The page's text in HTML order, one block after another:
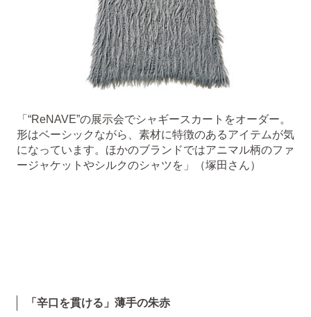
「“ReNAVE”の展示会でシャギースカートをオーダー。
形はベーシックながら、素材に特徴のあるアイテムが気
になっています。ほかのブランドではアニマル柄のファ
ージャケットやシルクのシャツを」（塚田さん）
「辛口を貫ける」薄手の朱赤